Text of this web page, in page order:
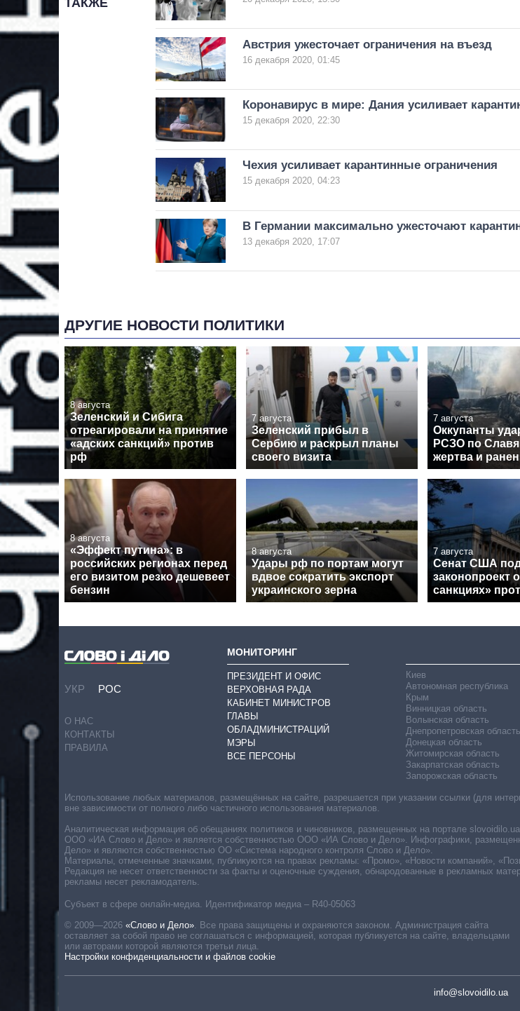
ТАКЖЕ
Австрия ужесточает ограничения на въезд
16 декабря 2020, 01:45
Коронавирус в мире: Дания усиливает
15 декабря 2020, 22:30
Чехия усиливает карантинные ограничения
15 декабря 2020, 04:23
В Германии максимально ужесточают
13 декабря 2020, 17:07
ДРУГИЕ НОВОСТИ ПОЛИТИКИ
8 августа
Зеленский и Сибига
отреагировали на принятие
«адских санкций» против
рф
7 августа
Зеленский прибыл в
Сербию и раскрыл планы
своего визита
7 августа
Оккупанты
РСЗО по
жертва и
8 августа
«Эффект путина»: в
российских регионах перед
его визитом резко дешевеет
бензин
8 августа
Удары рф по портам могут
вдвое сократить экспорт
украинского зерна
7 августа
Сенат США
законопроект
санкциях»
УКР РОС
О НАС
КОНТАКТЫ
ПРАВИЛА
МОНИТОРИНГ
ПРЕЗИДЕНТ И ОФИС
ВЕРХОВНАЯ РАДА
КАБИНЕТ МИНИСТРОВ
ГЛАВЫ
ОБЛАДМИНИСТРАЦИЙ
МЭРЫ
ВСЕ ПЕРСОНЫ
Киев
Автономная республика
Крым
Винницкая область
Волынская область
Днепропетровская область
Донецкая область
Житомирская область
Закарпатская область
Запорожская область
Субъект в сфере онлайн-медиа. Идентификатор медиа – R40-05063
© 2009—2026 «Слово и Дело». Все права защищены и охраняются законом. Администрация сайта
оставляет за собой право не соглашаться с информацией, которая публикуется на сайте, владельцами
или авторами которой являются третьи лица.
Настройки конфиденциальности и файлов cookie
info@slovoidilo.ua
Использование любых материалов, размещённых на сайте, разрешается при указании ссылки (для
вне зависимости от полного либо частичного использования материалов.
Аналитическая информация об обещаниях политиков и чиновников, размещенных на портале
ООО «ИА Слово и Дело» и является собственностью ООО «ИА Слово и Дело». Инфографики,
Дело» и являются собственностью ОО «Система народного контроля Слово и Дело».
Материалы, отмеченные значками, публикуются на правах рекламы: «Промо», «Новости компаний»,
Редакция не несет ответственности за факты и оценочные суждения, обнародованные в рекламных
рекламы несет рекламодатель.